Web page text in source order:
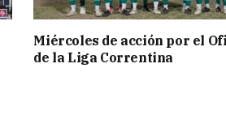
Miércoles de acción por el
de la Liga Correntina